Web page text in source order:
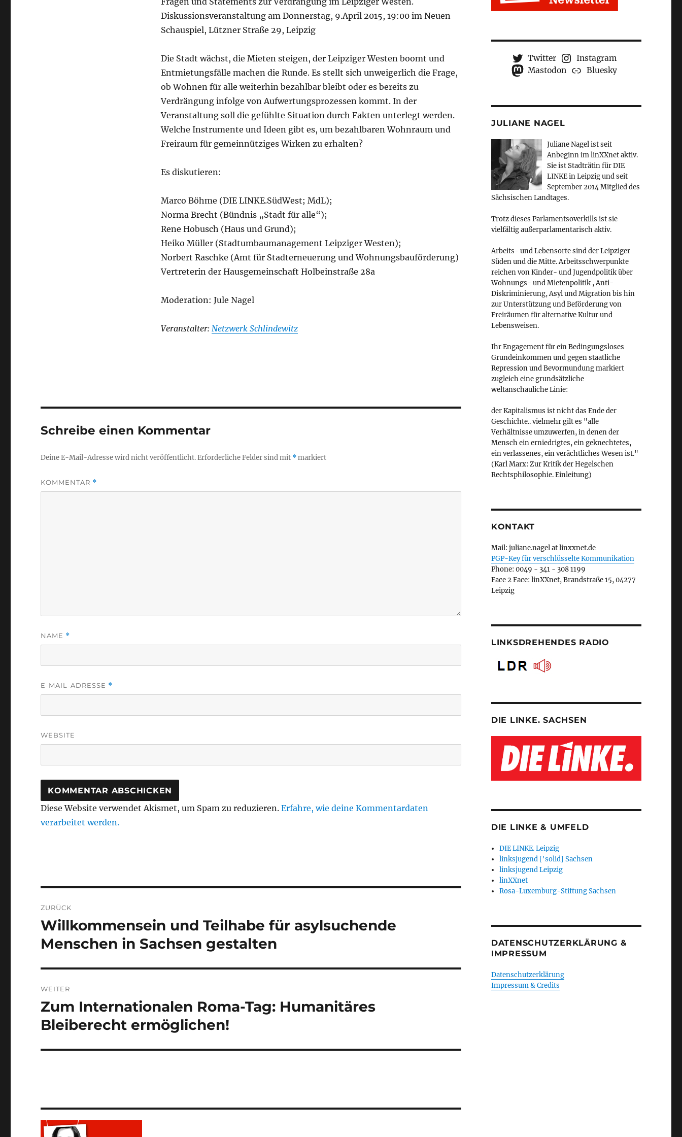
Diskussionsveranstaltung am Donnerstag, 9.April 2015, 19:00 im Neuen
Schauspiel, Lützner Straße 29, Leipzig
Die Stadt wächst, die Mieten steigen, der Leipziger Westen boomt und
Entmietungsfälle machen die Runde. Es stellt sich unweigerlich die Frage,
ob Wohnen für alle weiterhin bezahlbar bleibt oder es bereits zu
Verdrängung infolge von Aufwertungsprozessen kommt. In der
Veranstaltung soll die gefühlte Situation durch Fakten unterlegt werden.
Welche Instrumente und Ideen gibt es, um bezahlbaren Wohnraum und
Freiraum für gemeinnütziges Wirken zu erhalten?
Es diskutieren:
Marco Böhme (DIE LINKE.SüdWest; MdL);
Norma Brecht (Bündnis „Stadt für alle“);
Rene Hobusch (Haus und Grund);
Heiko Müller (Stadtumbaumanagement Leipziger Westen);
Norbert Raschke (Amt für Stadterneuerung und Wohnungsbauförderung)
Vertreterin der Hausgemeinschaft Holbeinstraße 28a
Moderation: Jule Nagel
Veranstalter: Netzwerk Schlindewitz
Schreibe einen Kommentar
Deine E-Mail-Adresse wird nicht veröffentlicht.Erforderliche Felder sind mit *markiert
KOMMENTAR *
NAME *
E-MAIL-ADRESSE *
WEBSITE
Diese Website verwendet Akismet, um Spam zu reduzieren.Erfahre, wie deine Kommentardaten
verarbeitet werden.
ZURÜCK
Vorheriger
Beitrag:
Willkommensein und Teilhabe für asylsuchende
Menschen in Sachsen gestalten
WEITER
Nächster
Beitrag:
Zum Internationalen Roma-Tag: Humanitäres
Bleiberecht ermöglichen!
Twitter
Instagram
Mastodon
Bluesky
JULIANE NAGEL
Juliane Nagel ist seit
Anbeginnim linXXnet aktiv.
Sie ist Stadträtin für DIE
LINKE in Leipzig und seit
September 2014 Mitglied des
Sächsischen Landtages.
Trotz dieses Parlamentsoverkills ist sie
vielfältig außerparlamentarisch aktiv.
Arbeits- und Lebensorte sind der Leipziger
Süden und die Mitte. Arbeitsschwerpunkte
reichen von Kinder- und Jugendpolitik über
Wohnungs- und Mietenpolitik , Anti-
Diskriminierung, Asyl und Migration bis hin
zur Unterstützung und Beförderung von
Freiräumen für alternative Kultur und
Lebensweisen.
Ihr Engagement für ein Bedingungsloses
Grundeinkommen und gegen staatliche
Repression und Bevormundung markiert
zugleich eine grundsätzliche
weltanschauliche Linie:
der Kapitalismus ist nicht das Ende der
Geschichte.. vielmehr gilt es "alle
Verhältnisse umzuwerfen, in denen der
Mensch ein erniedrigtes, ein geknechtetes,
ein verlassenes, ein verächtliches Wesen ist."
(Karl Marx: Zur Kritik der Hegelschen
Rechtsphilosophie. Einleitung)
KONTAKT
Mail: juliane.nagel at linxxnet.de
PGP-Key für verschlüsselte Kommunikation
Phone: 0049 - 341 - 308 1199
Face 2 Face: linXXnet, Brandstraße 15, 04277
Leipzig
LINKSDREHENDES RADIO
DIE LINKE. SACHSEN
DIE LINKE & UMFELD
DIE LINKE. Leipzig
linksjugend ['solid] Sachsen
linksjugend Leipzig
linXXnet
Rosa-Luxemburg-Stiftung Sachsen
DATENSCHUTZERKLÄRUNG &
IMPRESSUM
Datenschutzerklärung
Impressum & Credits